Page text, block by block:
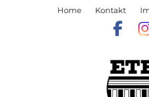
Home Kontakt